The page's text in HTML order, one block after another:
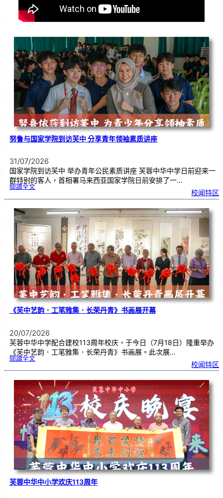
努鲁与国家学院到访芙中 分享青年领袖素质讲座
31/07/2026
国家学院到访芙中 举办青年公民素质讲座 芙蓉中华中学日前迎来一
群特别的客人，首相署马来西亚国家学院日前安排了一…
閱讀全文:努
国
学
院
到
访
中
分
享
青
年
领
袖
素
质
讲
座
校闻特区
《芙中艺韵．工笔雅集．长荣丹青》书画展开幕
20/07/2026
芙蓉中华中学配合建校113周年校庆，于今日（7月18日）隆重举办
《芙中艺韵．工笔雅集．长荣丹青》书画展。此次展…
閱讀全文:《
艺
．
工
笔
雅
．
长
荣
丹
青
》
书
画
展
开
幕
校闻特区
芙蓉中华中小学欢庆113周年